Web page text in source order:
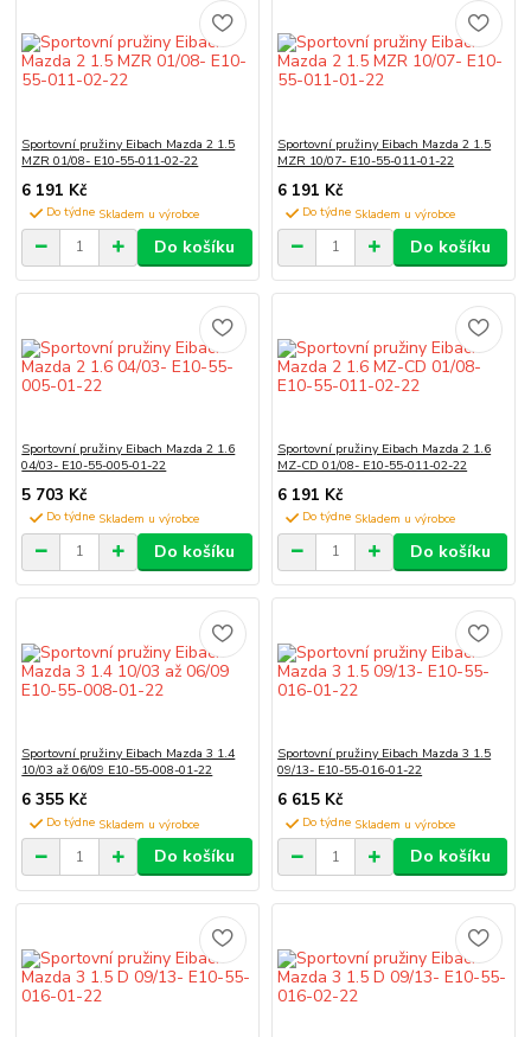
Sportovní pružiny Eibach Mazda 2 1.5
MZR 01/08- E10-55-011-02-22
6 191 Kč
Do týdne
Do košíku
Sportovní pružiny Eibach Mazda 2 1.5
MZR 10/07- E10-55-011-01-22
6 191 Kč
Do týdne
Do košíku
Sportovní pružiny Eibach Mazda 2 1.6
04/03- E10-55-005-01-22
5 703 Kč
Do týdne
Do košíku
Sportovní pružiny Eibach Mazda 2 1.6
MZ-CD 01/08- E10-55-011-02-22
6 191 Kč
Do týdne
Do košíku
Sportovní pružiny Eibach Mazda 3 1.4
10/03 až 06/09 E10-55-008-01-22
6 355 Kč
Do týdne
Do košíku
Sportovní pružiny Eibach Mazda 3 1.5
09/13- E10-55-016-01-22
6 615 Kč
Do týdne
Do košíku